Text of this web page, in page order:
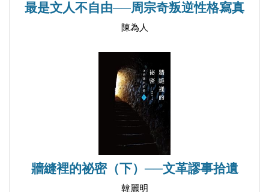
最是文人不自由──周宗奇叛逆性格寫真
陳為人
牆縫裡的祕密（下）──文革謬事拾遺
韓麗明